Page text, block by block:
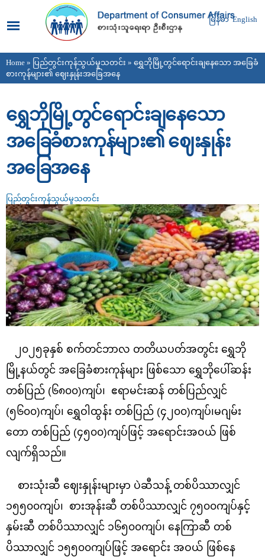
main
content
မြန်မာ English
You are here
Home » ပြည်တွင်းကုန်သွယ်မှုသတင်း » ရွှေဘိုမြို့တွင်ရောင်းချနေသော အခြေခံ
စားကုန်များ၏ ဈေးနှုန်းအခြေအနေ
ရွှေဘိုမြို့တွင်ရောင်းချနေသော
အခြေခံစားကုန်များ၏ ဈေးနှုန်း
အခြေအနေ
ပြည်တွင်းကုန်သွယ်မှုသတင်း
၂၀၂၅ခုနှစ် စက်တင်ဘာလ တတိယပတ်အတွင်း ရွှေဘို
မြို့နယ်တွင် အခြေခံစားကုန်များ ဖြစ်သော ရွှေဘိုပေါ်ဆန်း
တစ်ပြည် (၆၈၀၀)ကျပ်၊ ဧရာမင်းဆန် တစ်ပြည်လျှင်
(၅၆၀၀)ကျပ်၊ ရွှေဝါထွန်း တစ်ပြည် (၄၂၀၀)ကျပ်၊မဂျမ်း
တော တစ်ပြည် (၄၅၀၀)ကျပ်ဖြင့် အရောင်းအဝယ် ဖြစ်
လျက်ရှိသည်။
စားသုံးဆီ ဈေးနှုန်းများမှာ ပဲဆီသန့် တစ်ပိဿာလျှင်
၁၅၅၀၀ကျပ်၊ စားအုန်းဆီ တစ်ပိဿာလျှင် ၇၅၀၀ကျပ်နှင့်
နှမ်းဆီ တစ်ပိဿာလျှင် ၁၆၅၀၀ကျပ်၊ နေကြာဆီ တစ်
ပိဿာလျှင် ၁၅၅၀၀ကျပ်ဖြင့် အရောင်း အဝယ် ဖြစ်နေ